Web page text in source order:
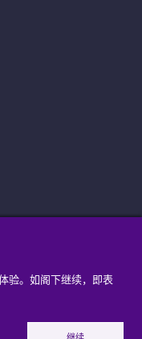
验。如阁下继续，即表